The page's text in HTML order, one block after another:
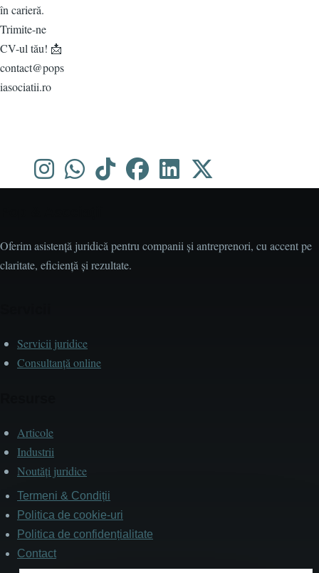
în carieră.
Trimite-ne
CV-ul tău! 📩
contact@pops
iasociatii.ro
Oferim asistență juridică pentru companii și antreprenori, cu accent pe
claritate, eficiență și rezultate.
Servicii juridice
Consultanță online
Articole
Industrii
Noutăți juridice
Subsol
Termeni & Condiții
Politica de cookie-uri
Politica de confidențialitate
Contact